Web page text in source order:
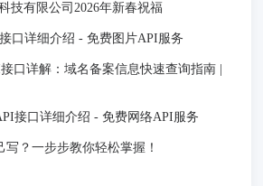
技有限公司2026年新春祝福
口详细介绍 - 免费图片API服务
口详解：域名备案信息快速查询指南 |
接口详细介绍 - 免费网络API服务
写？一步步教你轻松掌握！